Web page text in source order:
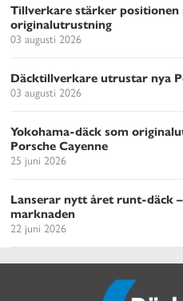
Tillverkare stärker positionen
originalutrustning
03 augusti 2026
Däcktillverkare utrustar nya
03 augusti 2026
Yokohama-däck som
Porsche Cayenne
25 juni 2026
Lanserar nytt året runt-däck
marknaden
22 juni 2026